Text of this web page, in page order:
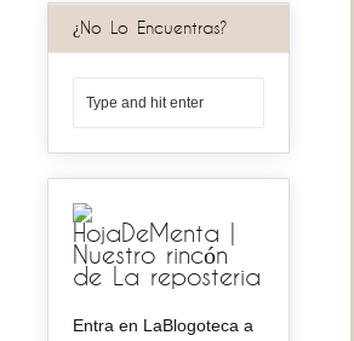
¿No Lo Encuentras?
HojaDeMenta |
Nuestro rincón
de La reposteria
Entra en LaBlogoteca a